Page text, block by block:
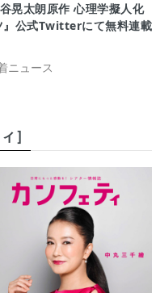
ニュース
晃太朗原作 心理学擬人化
』公式Twitterにて無料連載
］